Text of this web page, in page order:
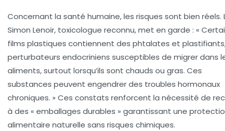
Concernant la santé humaine, les risques sont bien réels.
Simon Lenoir, toxicologue reconnu, met en garde : «
films plastiques contiennent des phtalates et
perturbateurs endocriniens susceptibles de migrer dans
aliments, surtout lorsqu’ils sont chauds ou gras. Ces
substances peuvent engendrer des troubles hormonaux
chroniques. » Ces constats renforcent la nécessité de
à des « emballages durables » garantissant une
alimentaire naturelle sans risques chimiques.